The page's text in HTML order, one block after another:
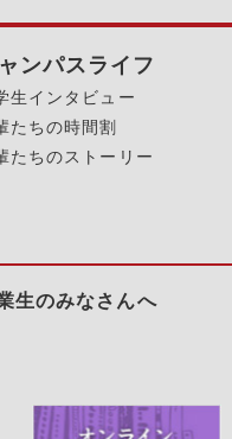
ンパスライフ
生インタビュー
たちの時間割
たちのストーリー
生のみなさんへ